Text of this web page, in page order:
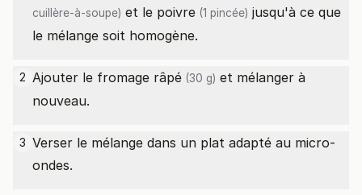
cuillère-à-soupe) et le poivre (1 pincée) jusqu'à ce que
le mélange soit homogène.
2 Ajouter le fromage râpé (30 g) et mélanger à
nouveau.
3 Verser le mélange dans un plat adapté au micro-
ondes.